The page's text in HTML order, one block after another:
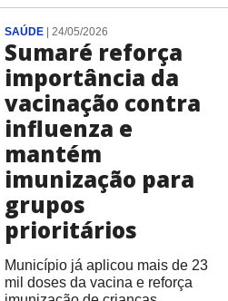
SAÚDE| 24/05/2026
Sumaré reforça
importância da
vacinação contra
influenza e
mantém
imunização para
grupos
prioritários
Município já aplicou mais de 23
mil doses da vacina e reforça